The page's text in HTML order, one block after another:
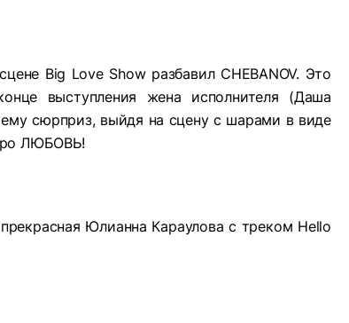
Big Love Show разбавил CHEBANOV. Это
выступления жена исполнителя (Даша
ему сюрприз, выйдя на сцену с шарами в виде
ЛЮБОВЬ!
Юлианна Караулова с треком Hello